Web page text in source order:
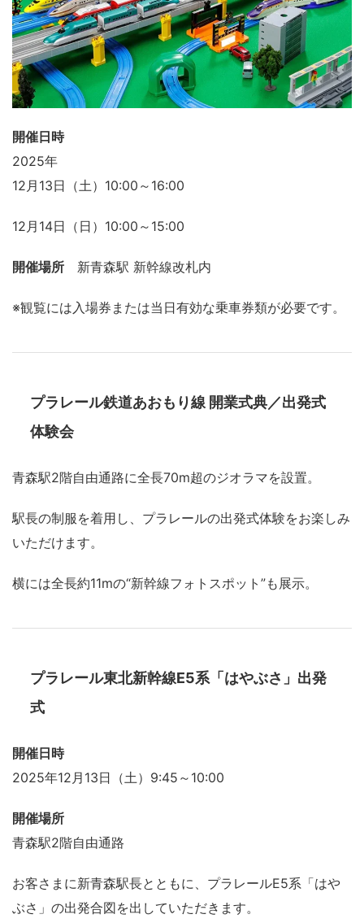
開催日時
2025年
12月13日（土）10:00～16:00
12月14日（日）10:00～15:00
開催場所 新青森駅 新幹線改札内
※観覧には入場券または当日有効な乗車券類が必要です。
プラレール鉄道あおもり線 開業式典／出発式
体験会
青森駅2階自由通路に全長70m超のジオラマを設置。
駅長の制服を着用し、プラレールの出発式体験をお楽しみ
いただけます。
横には全長約11mの“新幹線フォトスポット”も展示。
プラレール東北新幹線E5系「はやぶさ」出発
式
開催日時
2025年12月13日（土）9:45～10:00
開催場所
青森駅2階自由通路
お客さまに新青森駅長とともに、プラレールE5系「はや
ぶさ」の出発合図を出していただきます。